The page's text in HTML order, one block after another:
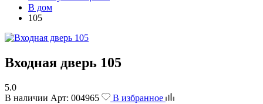
В дом
105
Входная дверь 105
5.0
В наличии Арт: 004965 В избранное